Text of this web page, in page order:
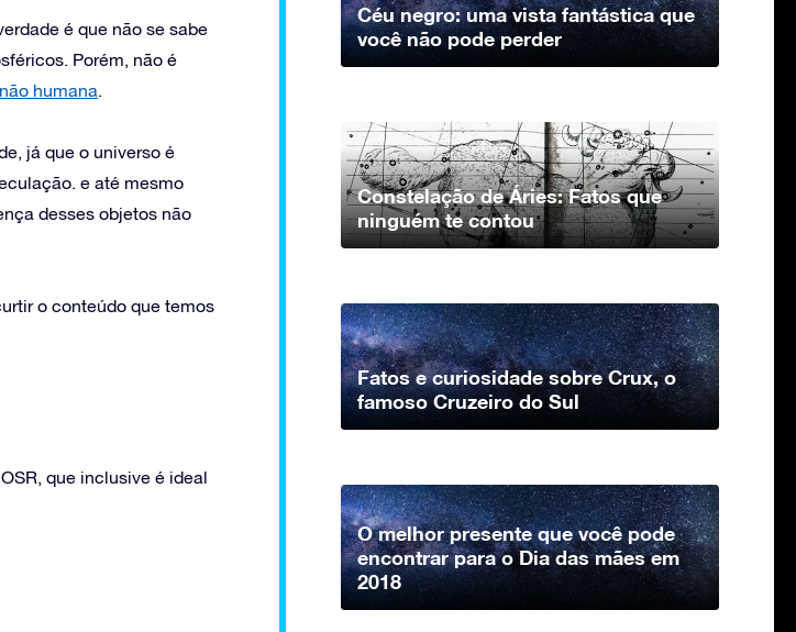
é que não se sabe
Porém, não é
humana.
já que o universo é
e até mesmo
desses objetos não
o conteúdo que temos
que inclusive é ideal
Céu negro: uma vista fantástica que
você não pode perder
Constelação de Áries: Fatos que
ninguém te contou
Fatos e curiosidade sobre Crux, o
famoso Cruzeiro do Sul
O melhor presente que você pode
encontrar para o Dia das mães em
2018